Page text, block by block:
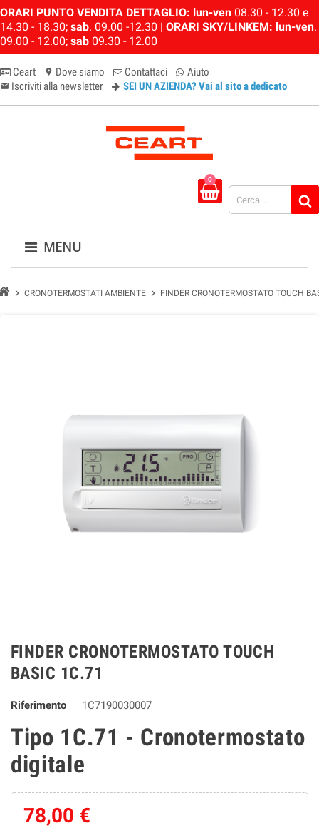
ORARI PUNTO VENDITA DETTAGLIO: lun-ven 08.30 - 12.30 e
14.30 - 18.30; sab. 09.00 -12.30 | ORARI SKY/LINKEM: lun-ven.
09.00 - 12.00; sab 09.30 - 12.00
Ceart location_on Dove siamo Contattaci Aiuto
email-newsletter
Iscriviti alla newsletter SEI UN AZIENDA? Vai al sito a dedicato
0
MENU
chevron_right CRONOTERMOSTATI AMBIENTE chevron_right FINDER CRONOTERMOSTATO TOUCH
FINDER CRONOTERMOSTATO TOUCH
BASIC 1C.71
Riferimento 1C7190030007
Tipo 1C.71 - Cronotermostato
digitale
78,00 €